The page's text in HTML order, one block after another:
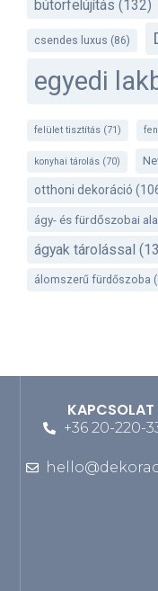
bútorfelújítás (132)
csendes luxus (86)
egyedi
felület tisztítás (71)
konyhai tárolás (70)
otthoni dekoráció
ágy- és fürdőszobai
ágyak tárolással
álomszerű fürdőszoba
KAPCSOLAT
+36 20-220-